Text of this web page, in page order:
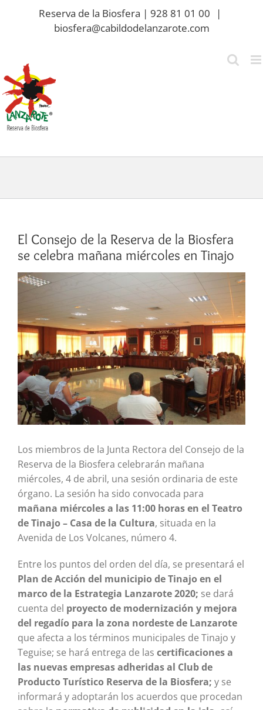
Reserva de la Biosfera | 928 81 01 00
|
biosfera@cabildodelanzarote.com
El Consejo de la Reserva de la Biosfera
se celebra mañana miércoles en Tinajo
Ver
grande
Los miembros de la Junta Rectora del Consejo de la
Reserva de la Biosfera celebrarán mañana
miércoles, 4 de abril, una sesión ordinaria de este
órgano. La sesión ha sido convocada para
mañana miércoles a las 11:00 horas en el Teatro
de Tinajo – Casa de la Cultura, situada en la
Avenida de Los Volcanes, número 4.
Entre los puntos del orden del día, se presentará el
Plan de Acción del municipio de Tinajo en el
marco de la Estrategia Lanzarote 2020; se dará
cuenta del proyecto de modernización y mejora
del regadío para la zona nordeste de Lanzarote
que afecta a los términos municipales de Tinajo y
Teguise; se hará entrega de las certificaciones a
las nuevas empresas adheridas al Club de
Producto Turístico Reserva de la Biosfera; y se
informará y adoptarán los acuerdos que procedan